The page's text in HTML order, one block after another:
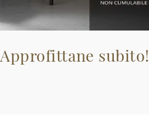
Approfittane subito!